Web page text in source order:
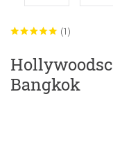
(1)
Bangkok